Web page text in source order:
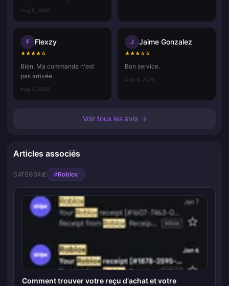
Aug 5, 2026
F Flexzy
★★★★☆
Bien. Ma commande n'est
pas arrivée.
Aug 4, 2026
J Jaime Gonzalez
★★★☆☆
Bon service.
Aug 4, 2026
Voir tous les avis →
Articles associés
CATÉGORIE #Roblox
Comment trouver votre reçu d'achat et votre